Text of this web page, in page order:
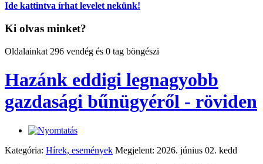
Ide kattintva írhat levelet nekünk!
Ki olvas minket?
Oldalainkat 296 vendég és 0 tag böngészi
Hazánk eddigi legnagyobb
gazdasági bűnügyéről - röviden
Kategória: Hírek, események Megjelent: 2026. június 02. kedd